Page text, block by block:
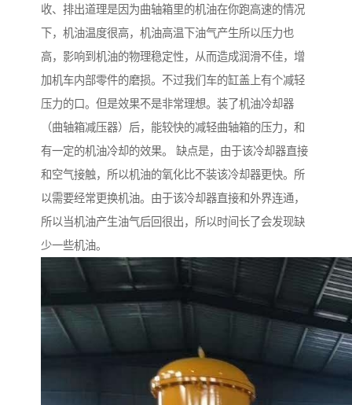
收、排出道理是因为曲轴箱里的机油在你跑高速的情况
下，机油温度很高，机油高温下油气产生所以压力也
高，影响到机油的物理稳定性，从而造成润滑不佳，增
加机车内部零件的磨损。不过我们车的缸盖上有个减轻
压力的口。但是效果不是非常理想。装了机油冷却器
（曲轴箱减压器）后，能较快的减轻曲轴箱的压力，和
有一定的机油冷却的效果。 缺点是，由于该冷却器直接
和空气接触，所以机油的氧化比不装该冷却器更快。所
以需要经常更换机油。由于该冷却器直接和外界连通，
所以当机油产生油气后回很出，所以时间长了会发现缺
少一些机油。